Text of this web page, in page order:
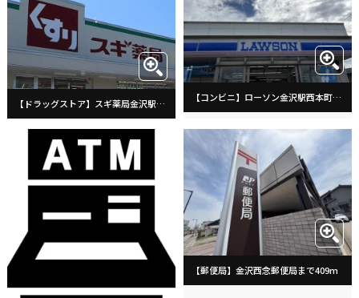
【ドラッグストア】スギ薬局金沢駅西店まで93m 【コンビニ】ローソン金沢駅西本町店まで305m
【郵便局】金沢西念郵便局まで409m